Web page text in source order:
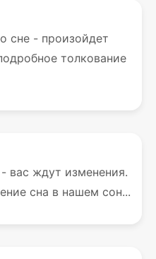
сне - произойдет
толкование
вас ждут изменения.
сна в нашем сон...